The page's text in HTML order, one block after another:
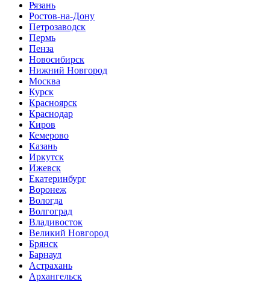
Рязань
Ростов-на-Дону
Петрозаводск
Пермь
Пенза
Новосибирск
Нижний Новгород
Москва
Курск
Красноярск
Краснодар
Киров
Кемерово
Казань
Иркутск
Ижевск
Екатеринбург
Воронеж
Вологда
Волгоград
Владивосток
Великий Новгород
Брянск
Барнаул
Астрахань
Архангельск